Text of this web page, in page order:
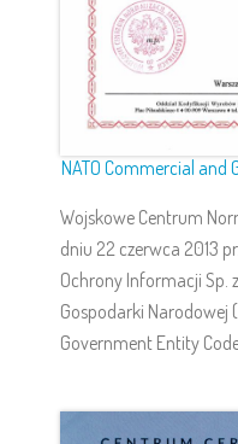
NATO Commercial and
Wojskowe Centrum
dniu 22 czerwca 2013
Ochrony Informacji Sp.
Gospodarki Narodowej
Government Entity